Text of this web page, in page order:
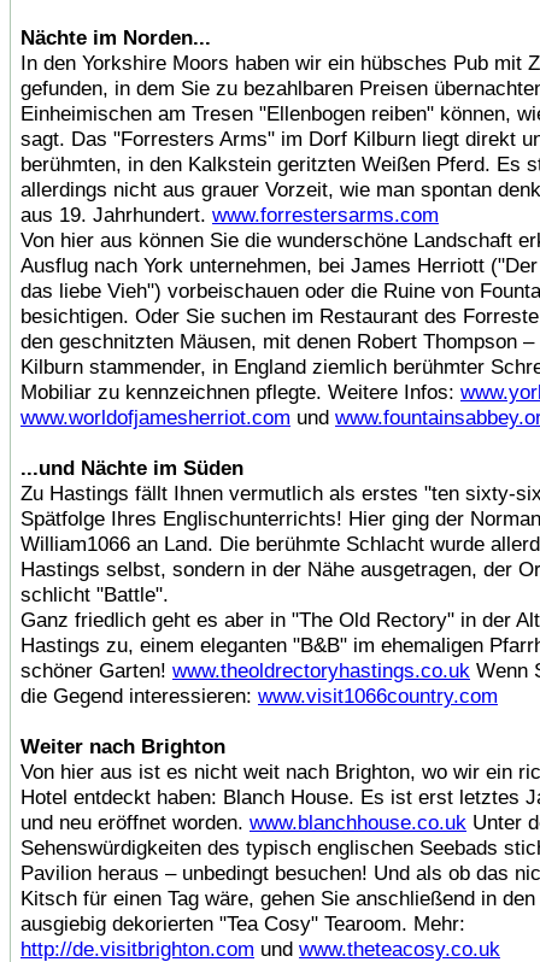
Nächte im Norden...
In den Yorkshire Moors haben wir ein hübsches Pub mit
gefunden, in dem Sie zu bezahlbaren Preisen
Einheimischen am Tresen "Ellenbogen reiben" können,
sagt. Das "Forresters Arms" im Dorf Kilburn liegt direkt
berühmten, in den Kalkstein geritzten Weißen Pferd. Es
allerdings nicht aus grauer Vorzeit, wie man spontan
aus 19. Jahrhundert. www.forrestersarms.com
Von hier aus können Sie die wunderschöne Landschaft
Ausflug nach York unternehmen, bei James Herriott
das liebe Vieh") vorbeischauen oder die Ruine von
besichtigen. Oder Sie suchen im Restaurant des
den geschnitzten Mäusen, mit denen Robert Thompson –
Kilburn stammender, in England ziemlich berühmter
Mobiliar zu kennzeichnen pflegte. Weitere Infos:
www.worldofjamesherriot.com und
...und Nächte im Süden
Zu Hastings fällt Ihnen vermutlich als erstes "ten sixty-
Spätfolge Ihres Englischunterrichts! Hier ging der
William1066 an Land. Die berühmte Schlacht wurde
Hastings selbst, sondern in der Nähe ausgetragen, der
schlicht "Battle".
Ganz friedlich geht es aber in "The Old Rectory" in der
Hastings zu, einem eleganten "B&B" im ehemaligen
schöner Garten! www.theoldrectoryhastings.co.uk Wenn
die Gegend interessieren: www.visit1066country.com
Weiter nach Brighton
Von hier aus ist es nicht weit nach Brighton, wo wir ein
Hotel entdeckt haben: Blanch House. Es ist erst letztes
und neu eröffnet worden. www.blanchhouse.co.uk Unter
Sehenswürdigkeiten des typisch englischen Seebads
Pavilion heraus – unbedingt besuchen! Und als ob das
Kitsch für einen Tag wäre, gehen Sie anschließend in
ausgiebig dekorierten "Tea Cosy" Tearoom. Mehr:
http://de.visitbrighton.com und www.theteacosy.co.uk